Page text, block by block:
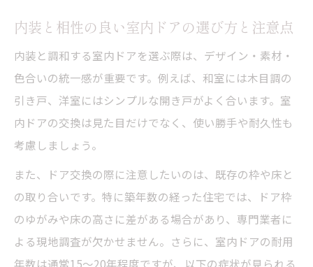
内装と相性の良い室内ドアの選び方と注意点
内装と調和する室内ドアを選ぶ際は、デザイン・素材・
色合いの統一感が重要です。例えば、和室には木目調の
引き戸、洋室にはシンプルな開き戸がよく合います。室
内ドアの交換は見た目だけでなく、使い勝手や耐久性も
考慮しましょう。
また、ドア交換の際に注意したいのは、既存の枠や床と
の取り合いです。特に築年数の経った住宅では、ドア枠
のゆがみや床の高さに差がある場合があり、専門業者に
よる現地調査が欠かせません。さらに、室内ドアの耐用
年数は通常15～20年程度ですが、以下の症状が見られる